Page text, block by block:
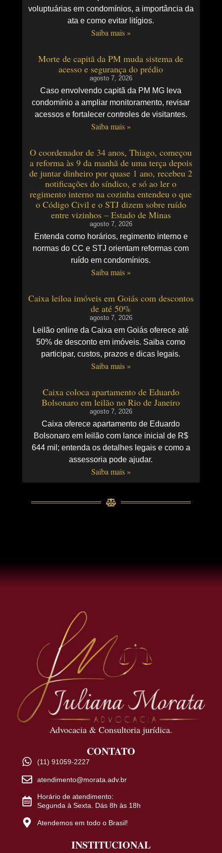
voluptuárias em condomínios, a importância da
ata e como evitar litígios.
Saiba mais »
Morte de capitã da PM muda sistema de
acesso e segurança do prédio
agosto 7, 2026
Caso envolvendo capitã da PM MG leva
condomínio a ampliar monitoramento, revisar
acessos e fortalecer controles de visitantes.
Saiba mais »
O coordenador de 34 anos, Thiago, começou
a reforma às 9 da manhã de uma terça depois
de juntar dinheiro por quase 1 ano, recebeu 2
notificações do síndico, e só ao ler o
regimento interno na cozinha entendeu o que
o Código Civil e o STJ dizem sobre ruído
entre vizinhos – Estado de Minas
agosto 7, 2026
Entenda como horários, regimento interno e
normas do CC e STJ orientam reformas com
ruído em condomínios.
Saiba mais »
Caixa leiloa imóveis em Goiás com descontos
de até 50%
agosto 7, 2026
Leilão online da Caixa em Goiás oferece até
50% de desconto em imóveis. Saiba como
participar, custos, prazos e dicas legais.
Saiba mais »
Caixa coloca apartamento de Eduardo
Bolsonaro em leilão no Rio de Janeiro
agosto 7, 2026
Caixa oferece apartamento de Eduardo
Bolsonaro em leilão com lance inicial de R$
644 mil; entenda os detalhes legais e como a
assessoria pode ajudar.
Saiba mais »
Advocacia & Consultoria jurídica.
CONTATO
(11) 91059-2227
atendimento@morata.adv.br
Horário de atendimento:
Segunda à Sexta. Dás 8h às 18h
Atendemos em todo o Brasil!
INSTITUCIONAL